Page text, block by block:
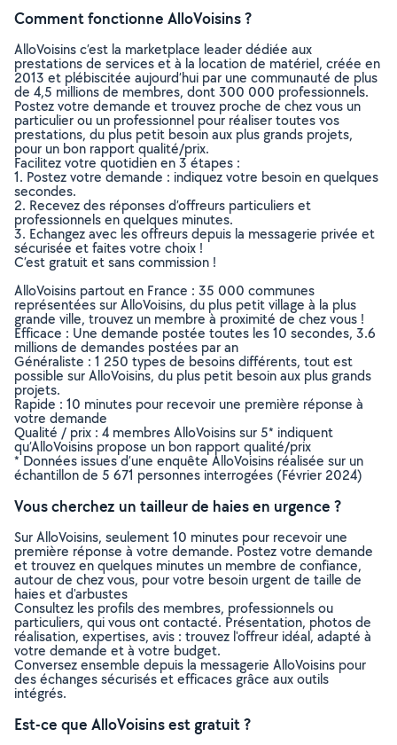
Comment fonctionne AlloVoisins ?
AlloVoisins c’est la marketplace leader dédiée aux
prestations de services et à la location de matériel, créée en
2013 et plébiscitée aujourd’hui par une communauté de plus
de 4,5 millions de membres, dont 300 000 professionnels.
Postez votre demande et trouvez proche de chez vous un
particulier ou un professionnel pour réaliser toutes vos
prestations, du plus petit besoin aux plus grands projets,
pour un bon rapport qualité/prix.
Facilitez votre quotidien en 3 étapes :
1. Postez votre demande : indiquez votre besoin en quelques
secondes.
2. Recevez des réponses d’offreurs particuliers et
professionnels en quelques minutes.
3. Echangez avec les offreurs depuis la messagerie privée et
sécurisée et faites votre choix !
C’est gratuit et sans commission !
AlloVoisins partout en France : 35 000 communes
représentées sur AlloVoisins, du plus petit village à la plus
grande ville, trouvez un membre à proximité de chez vous !
Efficace : Une demande postée toutes les 10 secondes, 3.6
millions de demandes postées par an
Généraliste : 1 250 types de besoins différents, tout est
possible sur AlloVoisins, du plus petit besoin aux plus grands
projets.
Rapide : 10 minutes pour recevoir une première réponse à
votre demande
Qualité / prix : 4 membres AlloVoisins sur 5* indiquent
qu’AlloVoisins propose un bon rapport qualité/prix
* Données issues d’une enquête AlloVoisins réalisée sur un
échantillon de 5 671 personnes interrogées (Février 2024)
Vous cherchez un tailleur de haies en urgence ?
Sur AlloVoisins, seulement 10 minutes pour recevoir une
première réponse à votre demande. Postez votre demande
et trouvez en quelques minutes un membre de confiance,
autour de chez vous, pour votre besoin urgent de taille de
haies et d'arbustes
Consultez les profils des membres, professionnels ou
particuliers, qui vous ont contacté. Présentation, photos de
réalisation, expertises, avis : trouvez l'offreur idéal, adapté à
votre demande et à votre budget.
Conversez ensemble depuis la messagerie AlloVoisins pour
des échanges sécurisés et efficaces grâce aux outils
intégrés.
Est-ce que AlloVoisins est gratuit ?